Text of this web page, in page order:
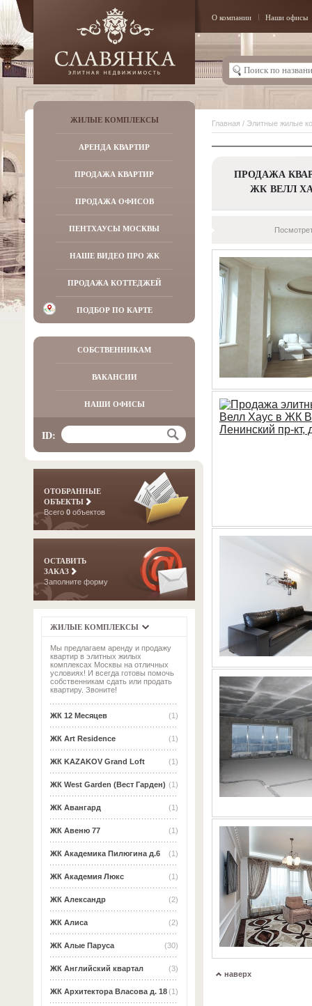
О компании Наши офисы
ЖИЛЫЕ КОМПЛЕКСЫ
АРЕНДА КВАРТИР
ПРОДАЖА КВАРТИР
ПРОДАЖА ОФИСОВ
ПЕНТХАУСЫ МОСКВЫ
НАШЕ ВИДЕО ПРО ЖК
ПРОДАЖА КОТТЕДЖЕЙ
ПОДБОР ПО КАРТЕ
СОБСТВЕННИКАМ
ВАКАНСИИ
НАШИ ОФИСЫ
ID:
ОТОБРАННЫЕ
ОБЪЕКТЫ
Всего 0 объектов
ОСТАВИТЬ
ЗАКАЗ
Заполните форму
ЖИЛЫЕ КОМПЛЕКСЫ
Мы предлагаем аренду и продажу
квартир в элитных жилых
комплексах Москвы на отличных
условиях! И всегда готовы помочь
собственникам сдать или продать
квартиру. Звоните!
(1)
ЖК 12 Месяцев
(1)
ЖК Art Residence
(1)
ЖК KAZAKOV Grand Loft
(1)
ЖК West Garden (Вест Гарден)
(1)
ЖК Авангард
(1)
ЖК Авеню 77
(1)
ЖК Академика Пилюгина д.6
(1)
ЖК Академия Люкс
(2)
ЖК Александр
(2)
ЖК Алиса
(30)
ЖК Алые Паруса
(3)
ЖК Английский квартал
(1)
ЖК Архитектора Власова д. 18
Главная / Элитные жилые
ПРОДАЖА
ЖК ВЕЛЛ
наверх